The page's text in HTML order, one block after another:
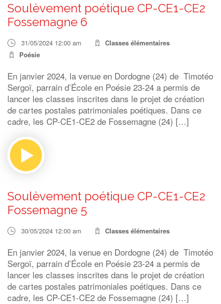
Soulèvement poétique CP-CE1-CE2
Fossemagne 6
31/05/2024 12:00 am
Classes élémentaires
Poésie
En janvier 2024, la venue en Dordogne (24) de Timotéo
Sergoï, parrain d’École en Poésie 23-24 a permis de
lancer les classes inscrites dans le projet de création
de cartes postales patrimoniales poétiques. Dans ce
cadre, les CP-CE1-CE2 de Fossemagne (24) […]
Soulèvement poétique CP-CE1-CE2
Fossemagne 5
30/05/2024 12:00 am Classes élémentaires
En janvier 2024, la venue en Dordogne (24) de Timotéo
Sergoï, parrain d’École en Poésie 23-24 a permis de
lancer les classes inscrites dans le projet de création
de cartes postales patrimoniales poétiques. Dans ce
cadre, les CP-CE1-CE2 de Fossemagne (24) […]